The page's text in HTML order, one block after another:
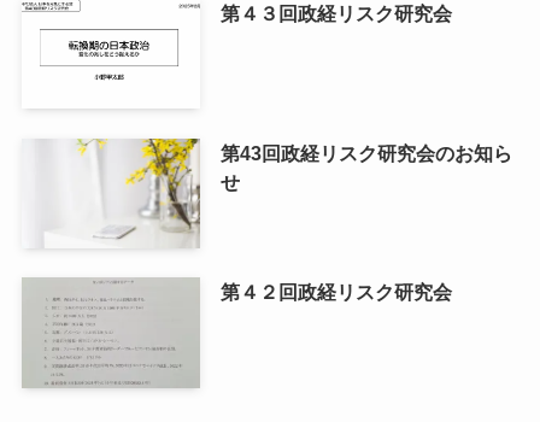
第４３回政経リスク研究会
第43回政経リスク研究会のお知ら
せ
第４２回政経リスク研究会